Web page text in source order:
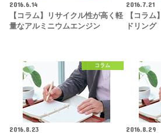
2016.6.14
【コラム】リサイクル性が高く軽
量なアルミニウムエンジン
2016.7.21
【コラム
ドリング
コラム
2016.8.23 2016.8.29